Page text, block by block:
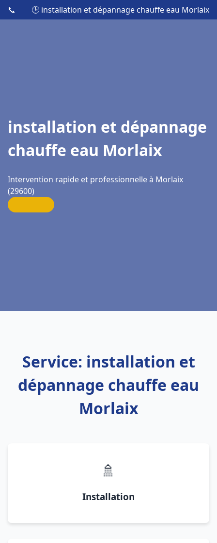
📞 🕒 installation et dépannage chauffe eau Morlaix
installation et dépannage
chauffe eau Morlaix
Intervention rapide et professionnelle à Morlaix
(29600)
Service: installation et
dépannage chauffe eau
Morlaix
🚿
Installation